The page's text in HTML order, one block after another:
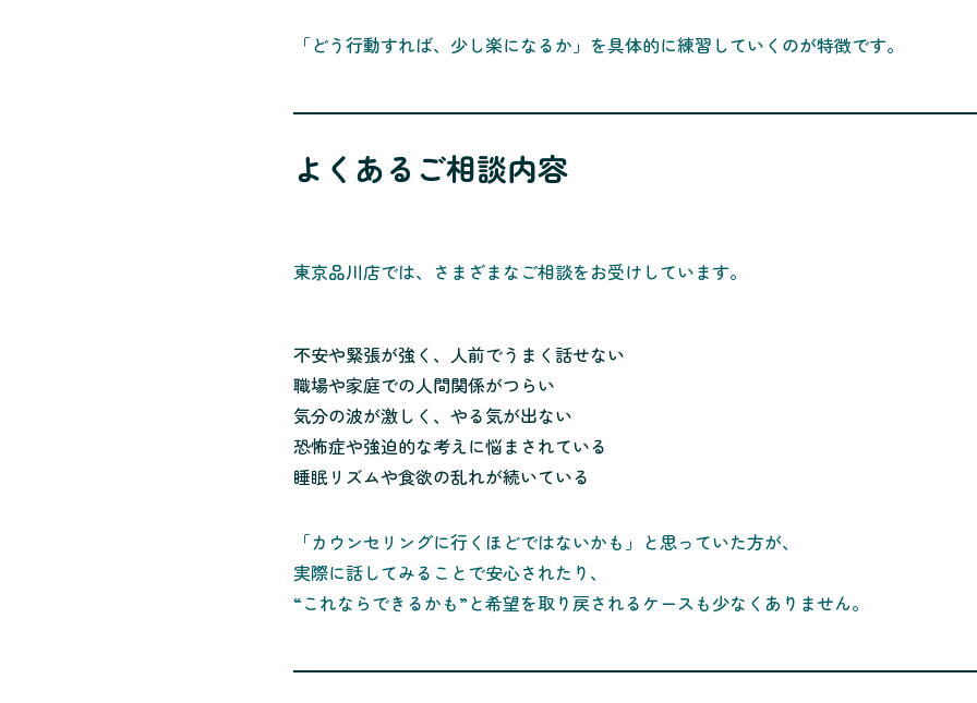
「どう行動すれば、少し楽になるか」を具体的に練習していくのが特徴です。
よくあるご相談内容
東京品川店では、さまざまなご相談をお受けしています。
不安や緊張が強く、人前でうまく話せない
職場や家庭での人間関係がつらい
気分の波が激しく、やる気が出ない
恐怖症や強迫的な考えに悩まされている
睡眠リズムや食欲の乱れが続いている
「カウンセリングに行くほどではないかも」と思っていた方が、
実際に話してみることで安心されたり、
“これならできるかも”と希望を取り戻されるケースも少なくありません。